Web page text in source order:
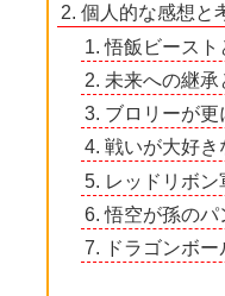
個人的な感想と
悟飯ビースト
未来への継
ブロリーが更
戦いが大好き
レッドリボン
悟空が孫のパ
ドラゴンボ